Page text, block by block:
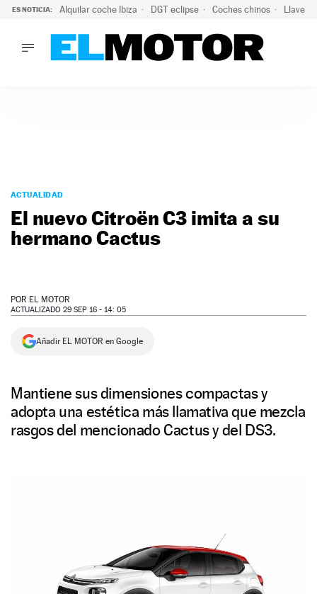
ES NOTICIA: Alquilar coche Ibiza DGT eclipse Coches chinos Llaves
PODCAST
MOTOS
TECNOLOGÍA
SERVICIOS
NEWSLETTER
ACTUALIDAD
El nuevo Citroën C3 imita a su
hermano Cactus
POR EL MOTOR
ACTUALIZADO 29 SEP 16 - 14: 05
Añadir EL MOTOR en Google
Mantiene sus dimensiones compactas y
adopta una estética más llamativa que mezcla
rasgos del mencionado Cactus y del DS3.